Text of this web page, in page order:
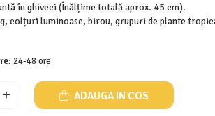
în ghiveci (Înălțime totală aprox. 45 cm).
colțuri luminoase, birou, grupuri de plante
24-48 ore
ADAUGA IN COS